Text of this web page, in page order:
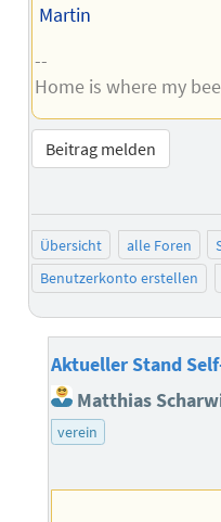
Martin
--
Home is where my
Beitrag melden
Übersicht alle Foren
Benutzerkonto erstellen
Aktueller Stand
Matthias
verein